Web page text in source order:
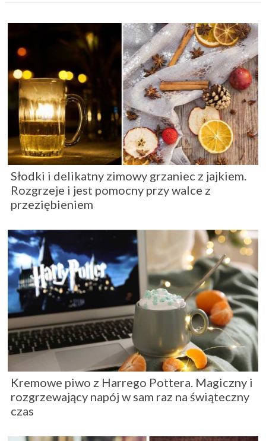
Słodki i delikatny zimowy grzaniec z jajkiem.
Rozgrzeje i jest pomocny przy walce z
przeziębieniem
Kremowe piwo z Harrego Pottera. Magiczny i
rozgrzewający napój w sam raz na świąteczny
czas